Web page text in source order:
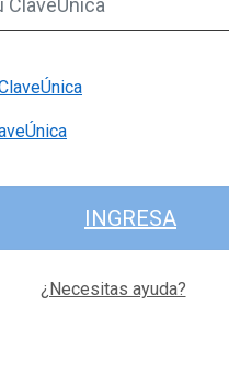
INGRESA
¿Necesitas ayuda?